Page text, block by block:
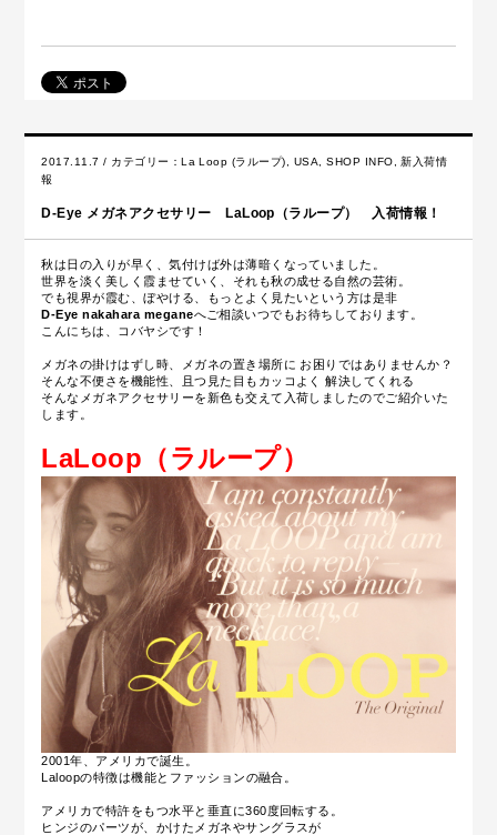
2017.11.7 / カテゴリー： La Loop (ラループ), USA,SHOP INFO,新入荷情
報
D-Eye メガネアクセサリー LaLoop（ラループ） 入荷情報！
秋は日の入りが早く、気付けば外は薄暗くなっていました。
世界を淡く美しく霞ませていく、それも秋の成せる自然の芸術。
でも視界が霞む、ぼやける、もっとよく見たいという方は是非
D-Eye nakahara meganeへご相談いつでもお待ちしております。
こんにちは、コバヤシです！
メガネの掛けはずし時、メガネの置き場所に お困りではありませんか？
そんな不便さを機能性、且つ見た目もカッコよく 解決してくれる
そんなメガネアクセサリーを新色も交えて入荷しましたのでご紹介いた
します。
LaLoop（ラループ）
2001年、アメリカで誕生。
Laloopの特徴は機能とファッションの融合。
アメリカで特許をもつ水平と垂直に360度回転する。
ヒンジのパーツが、かけたメガネやサングラスが